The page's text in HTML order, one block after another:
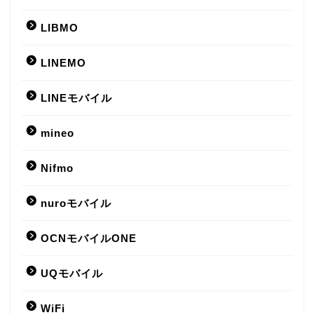
LIBMO
LINEMO
LINEモバイル
mineo
Nifmo
nuroモバイル
OCNモバイルONE
UQモバイル
WiFi